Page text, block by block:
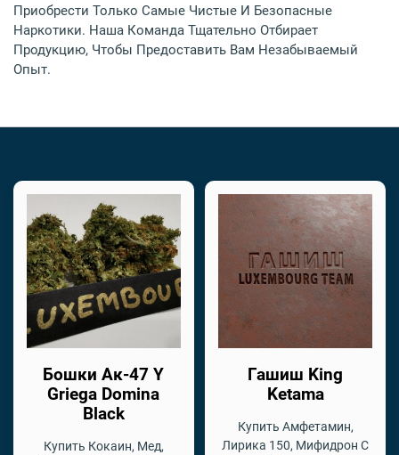
Приобрести Только Самые Чистые И Безопасные
Наркотики. Наша Команда Тщательно Отбирает
Продукцию, Чтобы Предоставить Вам Незабываемый
Опыт.
Бошки Ак-47 Y
Griega Domina
Black
Купить Кокаин, Мед,
Гашиш King
Ketama
Купить Амфетамин,
Лирика 150, Мифидрон С